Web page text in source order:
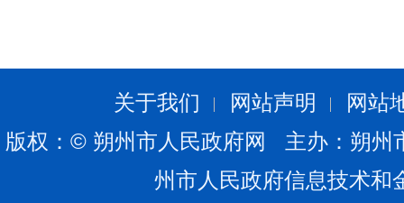
关于我们 网站声明
网站
版权：© 朔州市人民政府网 主办：朔
州市人民政府信息技术和